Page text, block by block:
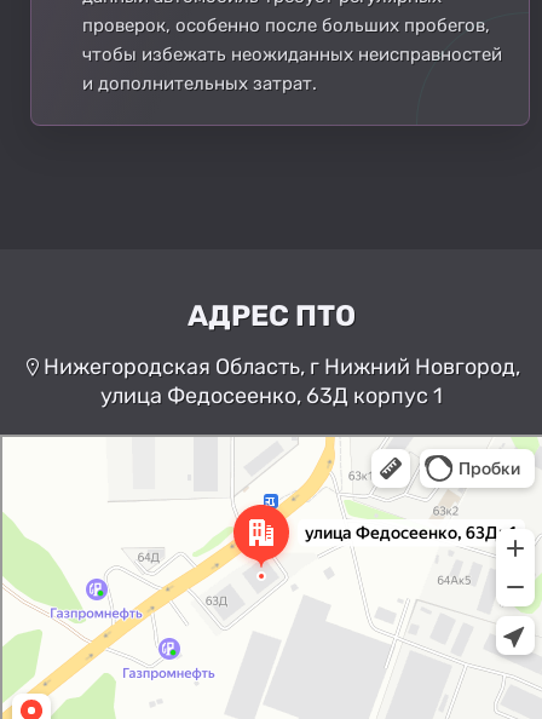
проверок, особенно после больших пробегов,
чтобы избежать неожиданных неисправностей
и дополнительных затрат.
АДРЕС ПТО
Нижегородская Область, г Нижний Новгород,
улица Федосеенко, 63Д корпус 1
Нижний Новгород
Улица Федосеенко, 63Дк1 —
Яндекс Карты